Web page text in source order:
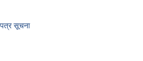
सूचना